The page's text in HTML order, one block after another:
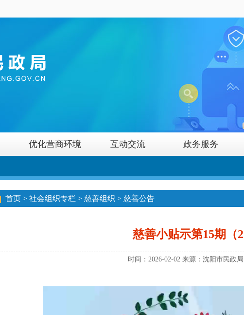
优化营商环境 互动交流 政务服务
首页 > 社会组织专栏 > 慈善组织 > 慈善公告
慈善小贴示第15期（
时间：2026-02-02 来源：沈阳市民政局